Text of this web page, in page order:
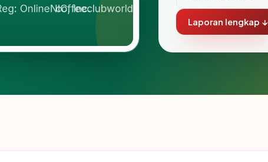
Laporan lengkap ↓